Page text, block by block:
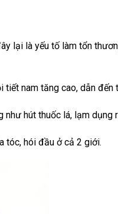
lại là yếu tố làm tổn
nam tăng cao, dẫn đến
như hút thuốc lá, lạm dụng
tóc, hói đầu ở cả 2 giới.